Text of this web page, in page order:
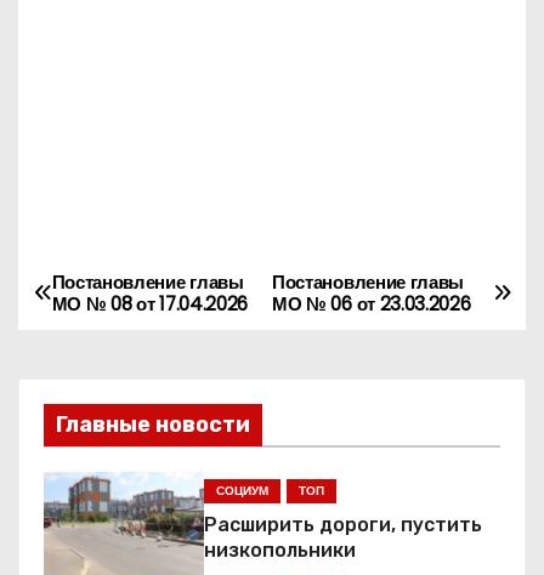
Н
в
и
г
а
Постановление главы
МО № 06 от 23.03.2026
Постановление главы
МО № 08 от 17.04.2026
Главные новости
СОЦИУМ ТОП
Расширить дороги, пустить
низкопольники